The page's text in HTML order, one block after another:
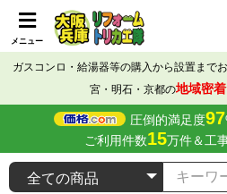
メニュー
ガスコンロ・給湯器等の購入から設置まで
宮・明石・京都の地域密着
圧倒的満足度97
ご利用件数15万件＆工